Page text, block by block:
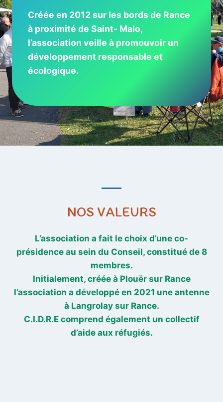
Créée en 2012 sur les bords de Rance
à proximité de Saint- Malo,
l’association veille à promouvoir un
développement responsable et
écologique.
NOS VALEURS
L’association a fait le choix d’une co-
présidence au sein du Conseil, constitué de 8
membres.
Initialement, créée à Plouër sur Rance
l’association a développé en 2021 une antenne
à Langrolay sur Rance.
C.I.D.R.E comprend également un collectif
d’aide aux réfugiés.